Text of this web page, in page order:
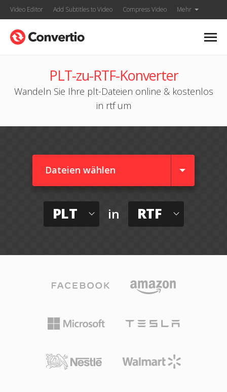
Video Editor Add Subtitles to Video Compress Video Mehr
PLT-zu-RTF-Konverter
Wandeln Sie Ihre plt-Dateien online & kostenlos
in rtf um
Dateien wählen
PLT in RTF